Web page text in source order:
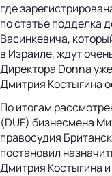
где
по статье подделка
Васинкевича,
в Израиле, ждут
Директора Donna
Дмитрия Костыгина
По итогам
(DUF) бизнесмена
правосудия
постановил
Дмитрия Костыгина